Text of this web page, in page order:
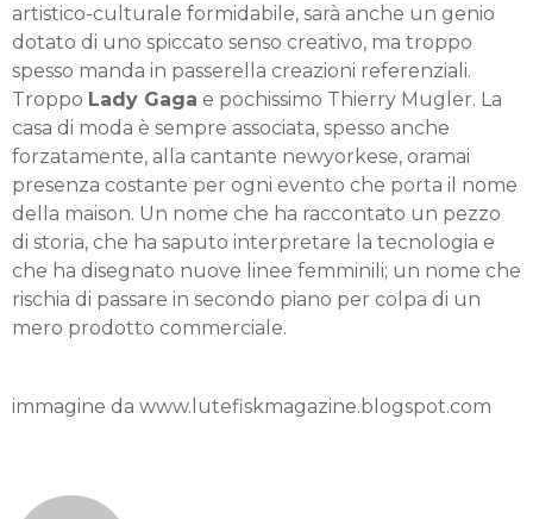
artistico-culturale formidabile, sarà anche un genio
dotato di uno spiccato senso creativo, ma troppo
spesso manda in passerella creazioni referenziali.
Troppo Lady Gaga e pochissimo Thierry Mugler. La
casa di moda è sempre associata, spesso anche
forzatamente, alla cantante newyorkese, oramai
presenza costante per ogni evento che porta il nome
della maison. Un nome che ha raccontato un pezzo
di storia, che ha saputo interpretare la tecnologia e
che ha disegnato nuove linee femminili; un nome che
rischia di passare in secondo piano per colpa di un
mero prodotto commerciale.
immagine da www.lutefiskmagazine.blogspot.com